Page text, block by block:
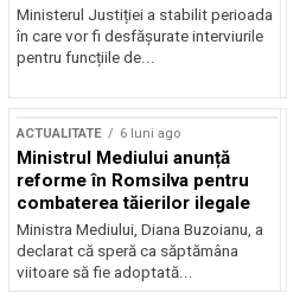
Ministerul Justiției a stabilit perioada
în care vor fi desfășurate interviurile
pentru funcțiile de...
ACTUALITATE 6 luni ago
Ministrul Mediului anunță
reforme în Romsilva pentru
combaterea tăierilor ilegale
Ministra Mediului, Diana Buzoianu, a
declarat că speră ca săptămâna
viitoare să fie adoptată...